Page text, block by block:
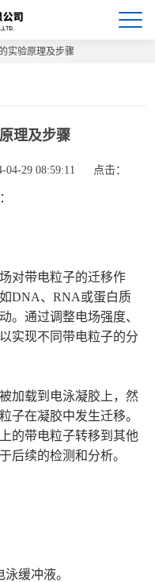
实验原理及步骤
理及步骤
04-29 08:59:11 点击：
：
对带电粒子的迁移作
DNA、RNA或蛋白质
。通过调整电场强度、
实现不同带电粒子的分
加载到电泳凝胶上，然
子在凝胶中发生迁移。
的带电粒子转移到其他
后续的检测和分析。
缓冲液。